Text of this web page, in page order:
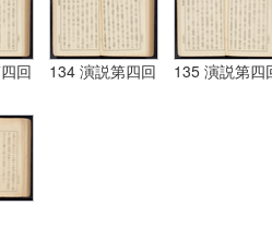
回 134 演説第四回 135 演説第四